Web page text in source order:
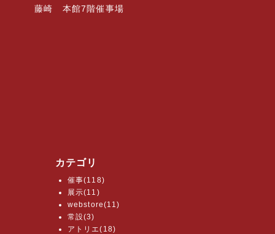
藤崎 本館7階催事場
カテゴリ
催事(118)
展示(11)
webstore(11)
常設(3)
アトリエ(18)